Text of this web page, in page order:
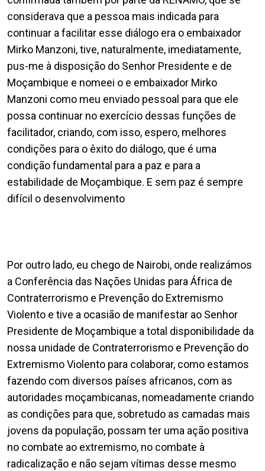
considerava que a pessoa mais indicada para
continuar a facilitar esse diálogo era o embaixador
Mirko Manzoni, tive, naturalmente, imediatamente,
pus-me à disposição do Senhor Presidente e de
Moçambique e nomeei o e embaixador Mirko
Manzoni como meu enviado pessoal para que ele
possa continuar no exercício dessas funções de
facilitador, criando, com isso, espero, melhores
condições para o êxito do diálogo, que é uma
condição fundamental para a paz e para a
estabilidade de Moçambique. E sem paz é sempre
difícil o desenvolvimento
Por outro lado, eu chego de Nairobi, onde realizámos
a Conferência das Nações Unidas para África de
Contraterrorismo e Prevenção do Extremismo
Violento e tive a ocasião de manifestar ao Senhor
Presidente de Moçambique a total disponibilidade da
nossa unidade de Contraterrorismo e Prevenção do
Extremismo Violento para colaborar, como estamos
fazendo com diversos países africanos, com as
autoridades moçambicanas, nomeadamente criando
as condições para que, sobretudo as camadas mais
jovens da população, possam ter uma ação positiva
no combate ao extremismo, no combate à
radicalização e não sejam vítimas desse mesmo